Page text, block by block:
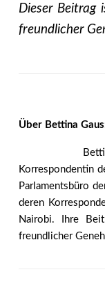
Dieser Beitrag
freundlicher
Über Bettina
Korrespondentin
Parlamentsbüro
deren
Nairobi. Ihre
freundlicher